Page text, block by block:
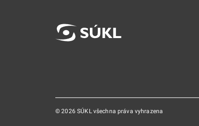
© 2026 SÚKL všechna práva vyhrazena